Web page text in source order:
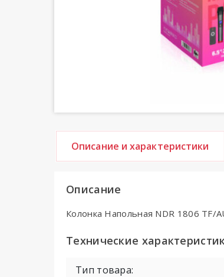
Описание и характеристики
Описание
Колонка Напольная NDR 1806 TF/
Технические
Тип товара: